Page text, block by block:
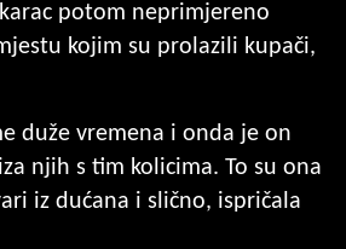
potom neprimjereno
kojim su prolazili kupači,
duže vremena i onda je on
njih s tim kolicima. To su ona
iz dućana i slično, ispričala